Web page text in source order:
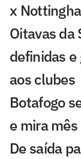
x
Oitavas da
definidas
aos clubes
Botafogo
e mira
De saída